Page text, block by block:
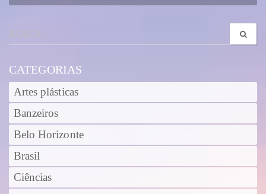
CATEGORIAS
Artes plásticas
Banzeiros
Belo Horizonte
Brasil
Ciências